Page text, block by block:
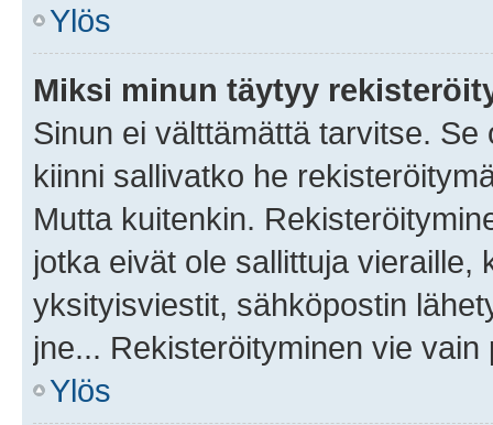
Ylös
Miksi minun täytyy
Sinun ei välttämättä tarvitse.
kiinni sallivatko he
Mutta kuitenkin.
jotka eivät ole sallittuja vieraille,
yksityisviestit, sähköpostin
jne... Rekisteröityminen vie
Ylös